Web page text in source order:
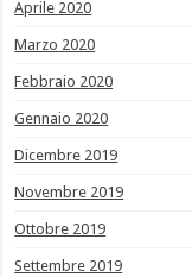
Aprile 2020
Marzo 2020
Febbraio 2020
Gennaio 2020
Dicembre 2019
Novembre 2019
Ottobre 2019
Settembre 2019